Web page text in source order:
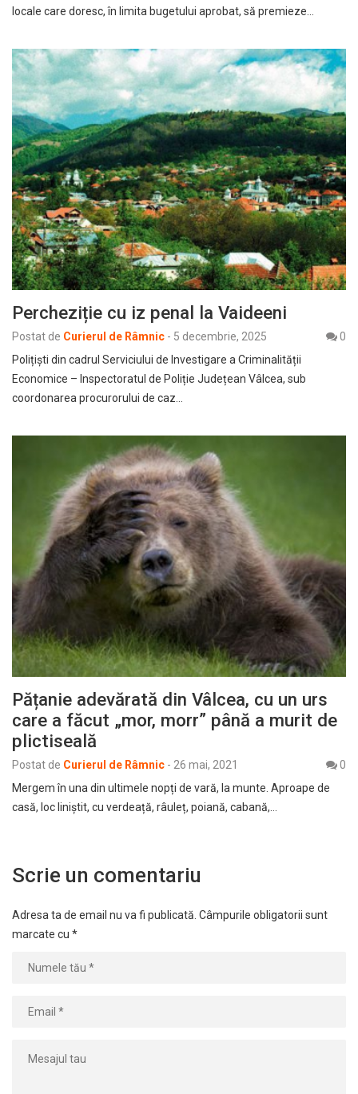
locale care doresc, în limita bugetului aprobat, să premieze…
Percheziție cu iz penal la Vaideeni
Postat de Curierul de Râmnic - 5 decembrie, 2025
0
Polițiști din cadrul Serviciului de Investigare a Criminalității
Economice – Inspectoratul de Poliție Județean Vâlcea, sub
coordonarea procurorului de caz…
Pățanie adevărată din Vâlcea, cu un urs
care a făcut „mor, morr” până a murit de
plictiseală
Postat de Curierul de Râmnic - 26 mai, 2021
0
Mergem în una din ultimele nopți de vară, la munte. Aproape de
casă, loc liniștit, cu verdeață, râuleț, poiană, cabană,…
Scrie un comentariu
Adresa ta de email nu va fi publicată. Câmpurile obligatorii sunt
marcate cu *